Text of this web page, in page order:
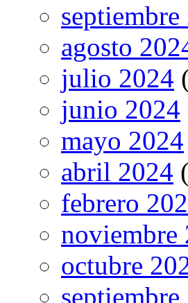
septiembre
agosto
julio 2024
junio 2024
mayo 2024
abril 2024
febrero
noviembre
octubre
septiembre